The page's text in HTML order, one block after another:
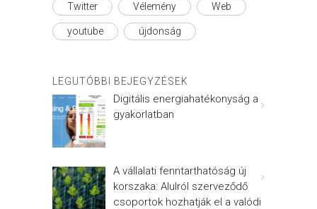
Twitter Vélemény Web
youtube újdonság
LEGUTÓBBI BEJEGYZÉSEK
Digitális energiahatékonyság a
gyakorlatban
A vállalati fenntarthatóság új
korszaka: Alulról szerveződő
csoportok hozhatják el a valódi